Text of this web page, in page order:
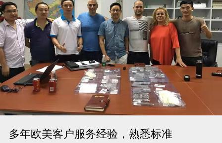
多年欧美客户服务经验，熟悉标准